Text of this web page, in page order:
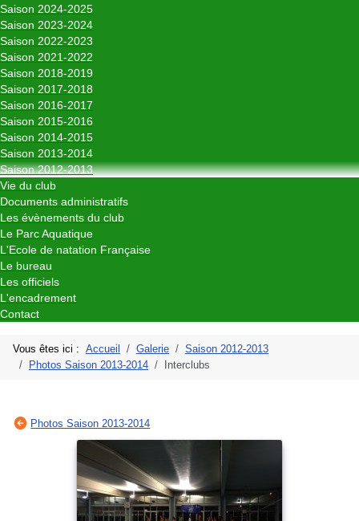
Saison 2024-2025
Saison 2023-2024
Saison 2022-2023
Saison 2021-2022
Saison 2018-2019
Saison 2017-2018
Saison 2016-2017
Saison 2015-2016
Saison 2014-2015
Saison 2013-2014
Saison 2012-2013
Vie du club
Documents administratifs
Les évènements du club
Le Parc Aquatique
L'Ecole de natation Française
Le bureau
Les officiels
L'encadrement
Contact
Vous êtes ici : Accueil Galerie
Saison 2012-2013
Photos Saison 2013-2014
Interclubs
Photos Saison 2013-2014